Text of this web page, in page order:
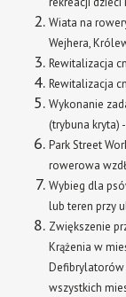
Wiata na
Wejhera,
Rewitalizacja
Rewitalizacja
Wykonanie
(trybuna kryta)
Park Street
rowerowa
Wybieg dla
lub teren przy
Zwiększenie
Krążenia w
Defibrylatorów
wszystkich